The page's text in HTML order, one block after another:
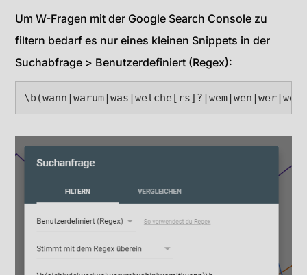
Um W-Fragen mit der Google Search Console zu
filtern bedarf es nur eines kleinen Snippets in der
Suchabfrage > Benutzerdefiniert (Regex):